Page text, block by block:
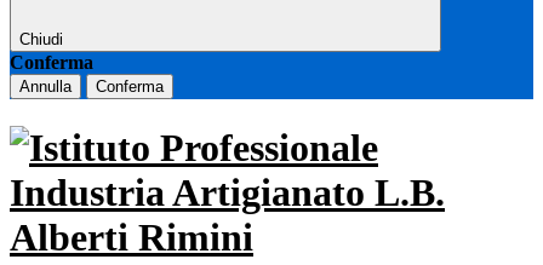
Chiudi
Conferma
Annulla Conferma